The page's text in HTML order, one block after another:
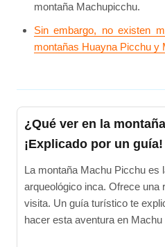
montaña Machupicchu.
Sin embargo, no existen
montañas Huayna Picchu y
¿Qué ver en la
¡Explicado por un guía!
La montaña Machu Picchu es
arqueológico inca. Ofrece una
visita. Un guía turístico te
hacer esta aventura en Machu